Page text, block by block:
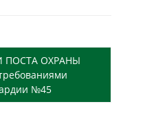
ПОСТА ОХРАНЫ
№45